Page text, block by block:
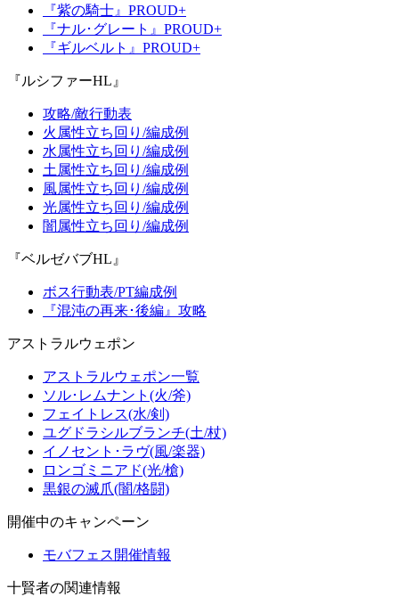
『紫の騎士』PROUD+
『ナル･グレート』PROUD+
『ギルベルト』PROUD+
『ルシファーHL』
攻略/敵行動表
火属性立ち回り/編成例
水属性立ち回り/編成例
土属性立ち回り/編成例
風属性立ち回り/編成例
光属性立ち回り/編成例
闇属性立ち回り/編成例
『ベルゼバブHL』
ボス行動表/PT編成例
『混沌の再来･後編』攻略
アストラルウェポン
アストラルウェポン一覧
ソル･レムナント(火/斧)
フェイトレス(水/剣)
ユグドラシルブランチ(土/杖)
イノセント･ラヴ(風/楽器)
ロンゴミニアド(光/槍)
黒銀の滅爪(闇/格闘)
開催中のキャンペーン
モバフェス開催情報
十賢者の関連情報